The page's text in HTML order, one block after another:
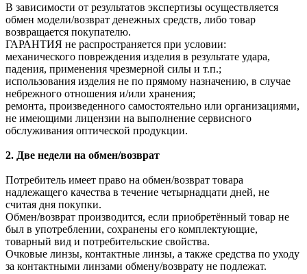
В зависимости от результатов экспертизы осуществляется
обмен модели/возврат денежных средств, либо товар
возвращается покупателю.
ГАРАНТИЯ не распространяется при условии:
механического повреждения изделия в результате удара,
падения, применения чрезмерной силы и т.п.;
использования изделия не по прямому назначению, в случае
небрежного отношения и/или хранения;
ремонта, произведенного самостоятельно или организациями,
не имеющими лицензии на выполнение сервисного
обслуживания оптической продукции.
2. Две недели на обмен/возврат
Потребитель имеет право на обмен/возврат товара
надлежащего качества в течение четырнадцати дней, не
считая дня покупки.
Обмен/возврат производится, если приобретённый товар не
был в употреблении, сохранены его комплектующие,
товарный вид и потребительские свойства.
Очковые линзы, контактные линзы, а также средства по уходу
за контактными линзами обмену/возврату не подлежат.